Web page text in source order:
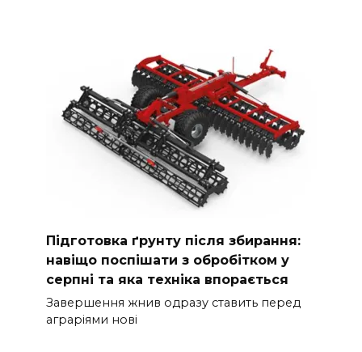
Підготовка ґрунту після збирання:
навіщо поспішати з обробітком у
серпні та яка техніка впорається
Завершення жнив одразу ставить перед
аграріями нові